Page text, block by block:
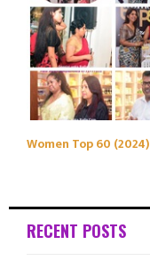
Women Top 60 (2024)
RECENT POSTS